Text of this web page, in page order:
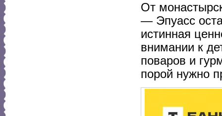
От
— Эпуасс
истинная
внимании к
поваров и
порой нужно